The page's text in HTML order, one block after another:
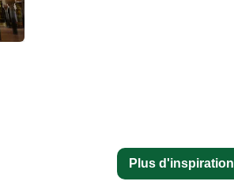
Plus d'inspiration